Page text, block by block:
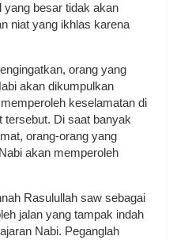
yang besar tidak akan
niat yang ikhlas karena
orang yang
akan dikumpulkan
keselamatan di
tersebut. Di saat banyak
orang-orang yang
akan memperoleh
Rasulullah saw sebagai
jalan yang tampak indah
Nabi. Peganglah